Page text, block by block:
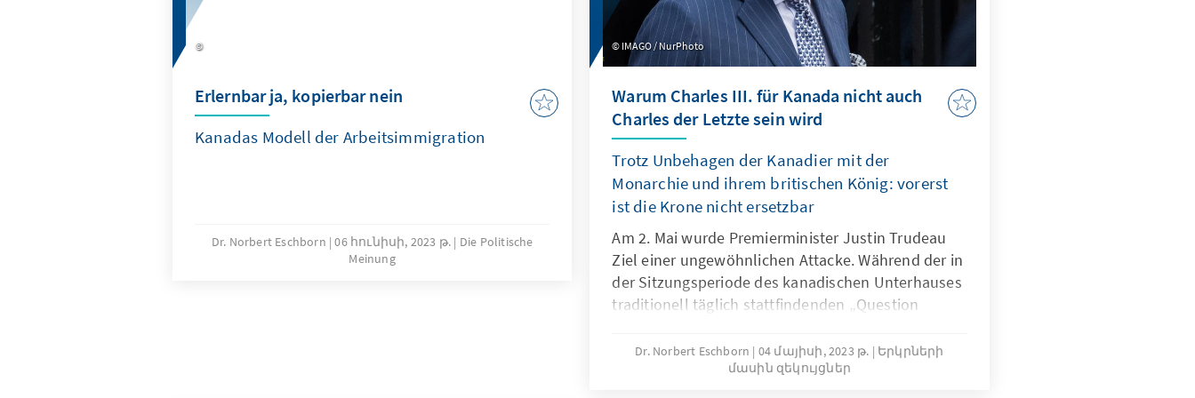
Erlernbar ja, kopierbar nein
Kanadas Modell der Arbeitsimmigration
Dr. Norbert Eschborn 06 հունիսի, 2023 թ.
Die Politische
Meinung
IMAGO / NurPhoto
Warum Charles III. für Kanada nicht auch
Charles der Letzte sein wird
Trotz Unbehagen der Kanadier mit der
Monarchie und ihrem britischen König: vorerst
ist die Krone nicht ersetzbar
Am 2. Mai wurde Premierminister Justin Trudeau
Ziel einer ungewöhnlichen Attacke. Während der in
der Sitzungsperiode des kanadischen Unterhauses
traditionell täglich stattfindenden „Question
des oppositionellen Bloc Québécois (BC) aus dem
französisch geprägten Teil Kanadas, Rhéal Éloi
Dr. Norbert Eschborn 04 մայիսի, 2023 թ.
Երկրների
մասին զեկույցներ